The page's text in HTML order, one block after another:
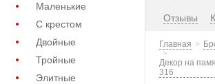
Маленькие
С крестом
Двойные
Тройные
Элитные
Отзывы
Главная
Декор на
316